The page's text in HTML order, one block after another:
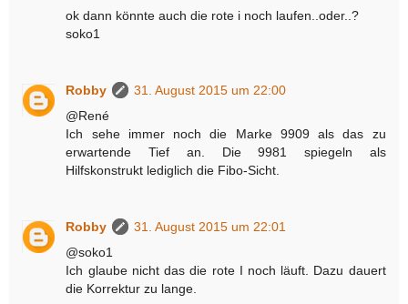
ok dann könnte auch die rote i noch laufen..oder..?
soko1
Robby
31. August 2015 um 22:00
@René
Ich sehe immer noch die Marke 9909 als das zu
erwartende Tief an. Die 9981 spiegeln als
Hilfskonstrukt lediglich die Fibo-Sicht.
Robby
31. August 2015 um 22:01
@soko1
Ich glaube nicht das die rote I noch läuft. Dazu dauert
die Korrektur zu lange.